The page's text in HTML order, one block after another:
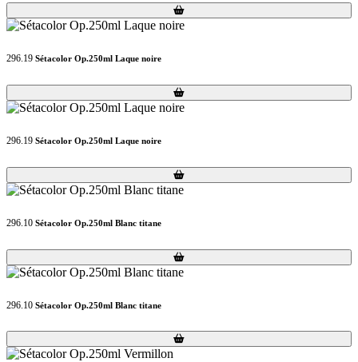
Loading...
Loading...
296.19 Sétacolor Op.250ml Laque noire
Loading...
Loading...
296.19 Sétacolor Op.250ml Laque noire
Loading...
Loading...
296.10 Sétacolor Op.250ml Blanc titane
Loading...
Loading...
296.10 Sétacolor Op.250ml Blanc titane
Loading...
Loading...